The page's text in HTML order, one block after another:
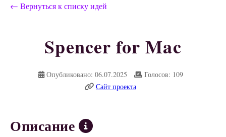
← Вернуться к списку идей
Spencer for Mac
Опубликовано: 06.07.2025
Голосов: 109
Сайт проекта
Описание